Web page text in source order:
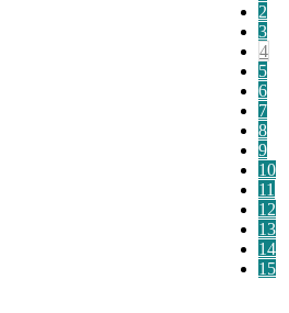
2
3
4
5
6
7
8
9
10
11
12
13
14
15